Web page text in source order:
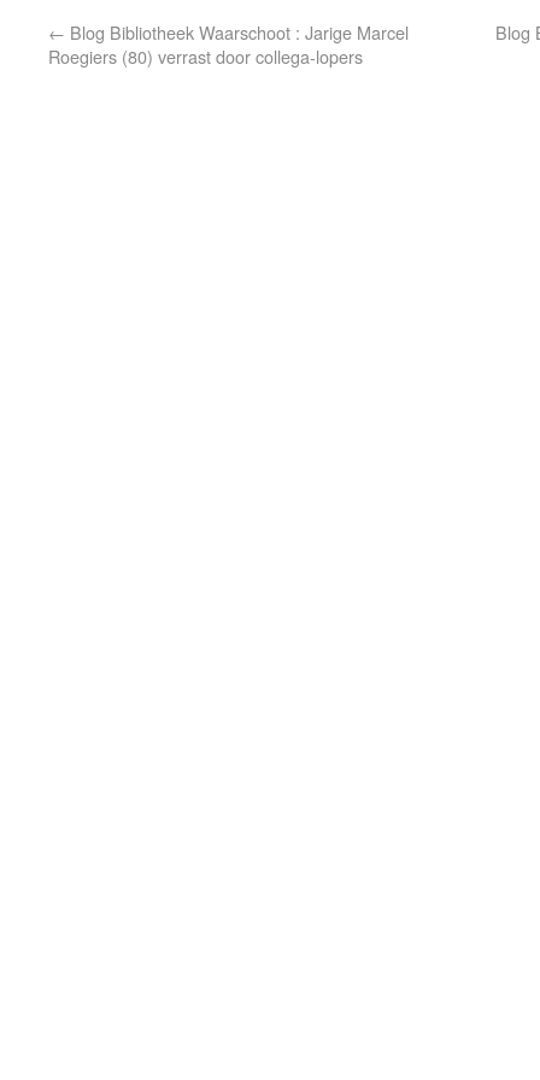
← Blog Bibliotheek Waarschoot : Jarige Marcel
Roegiers (80) verrast door collega-lopers
Blog